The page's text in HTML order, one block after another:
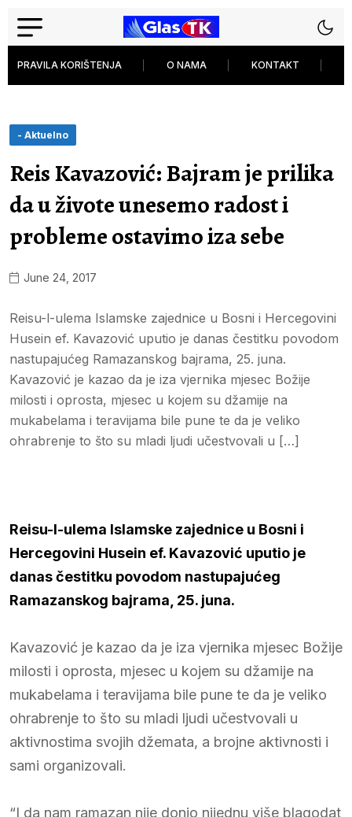
PRAVILA KORIŠTENJA O NAMA KONTAKT
- Aktuelno
Reis Kavazović: Bajram je prilika
da u živote unesemo radost i
probleme ostavimo iza sebe
June 24, 2017
Reisu-l-ulema Islamske zajednice u Bosni i Hercegovini
Husein ef. Kavazović uputio je danas čestitku povodom
nastupajućeg Ramazanskog bajrama, 25. juna.
Kavazović je kazao da je iza vjernika mjesec Božije
milosti i oprosta, mjesec u kojem su džamije na
mukabelama i teravijama bile pune te da je veliko
ohrabrenje to što su mladi ljudi učestvovali u […]
Reisu-l-ulema Islamske zajednice u Bosni i
Hercegovini Husein ef. Kavazović uputio je
danas čestitku povodom nastupajućeg
Ramazanskog bajrama, 25. juna.
Kavazović je kazao da je iza vjernika mjesec Božije
milosti i oprosta, mjesec u kojem su džamije na
mukabelama i teravijama bile pune te da je veliko
ohrabrenje to što su mladi ljudi učestvovali u
aktivnostima svojih džemata, a brojne aktivnosti i
sami organizovali.
“I da nam ramazan nije donio nijednu više blagodat